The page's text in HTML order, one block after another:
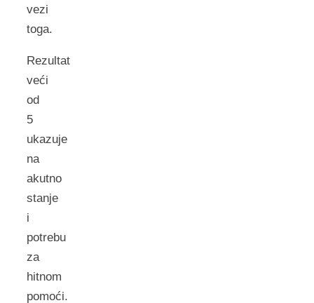
vezi
toga.
Rezultat
veći
od
5
ukazuje
na
akutno
stanje
i
potrebu
za
hitnom
pomoći.